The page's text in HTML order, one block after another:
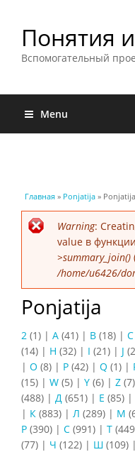
Понятия
Вспомогательный
Menu
Вы здесь
Главная » Ponjatija » Ponjatija
Сообщение
Warning:
value в функции
>summary_join()
/home/u6426/
Ponjatija
2 (1) | A (41) | B (18) | C
(14) | H (32) | I (21) | J
| O (8) | P (42) | Q (1) |
(15) | W (5) | Y (6) | Z (7)
(488) | Д (651) | Е (85) |
| К (883) | Л (289) | М
Р (390) | С (991) | Т
(77) | Ч (122) | Ш (109) |